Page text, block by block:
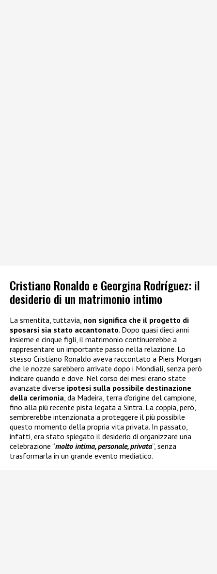
Cristiano Ronaldo e Georgina Rodríguez: il
desiderio di un matrimonio intimo
La smentita, tuttavia, non significa che il progetto di
sposarsi sia stato accantonato. Dopo quasi dieci anni
insieme e cinque figli, il matrimonio continuerebbe a
rappresentare un importante passo nella relazione. Lo
stesso Cristiano Ronaldo aveva raccontato a Piers Morgan
che le nozze sarebbero arrivate dopo i Mondiali, senza però
indicare quando e dove. Nel corso dei mesi erano state
avanzate diverse ipotesi sulla possibile destinazione
della cerimonia, da Madeira, terra d’origine del campione,
fino alla più recente pista legata a Sintra. La coppia, però,
sembrerebbe intenzionata a proteggere il più possibile
questo momento della propria vita privata. In passato,
infatti, era stato spiegato il desiderio di organizzare una
celebrazione “molto intima, personale, privata”, senza
trasformarla in un grande evento mediatico.